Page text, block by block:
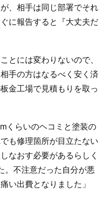
、相手は同じ部署でそれ
に報告すると『大丈夫だ
とには変わりないので、
手の方はなるべく安く済
金工場で見積もりを取っ
くらいのヘコミと塗装の
も修理箇所が目立たない
なおす必要があるらしく
。不注意だった自分が悪
い出費となりました」